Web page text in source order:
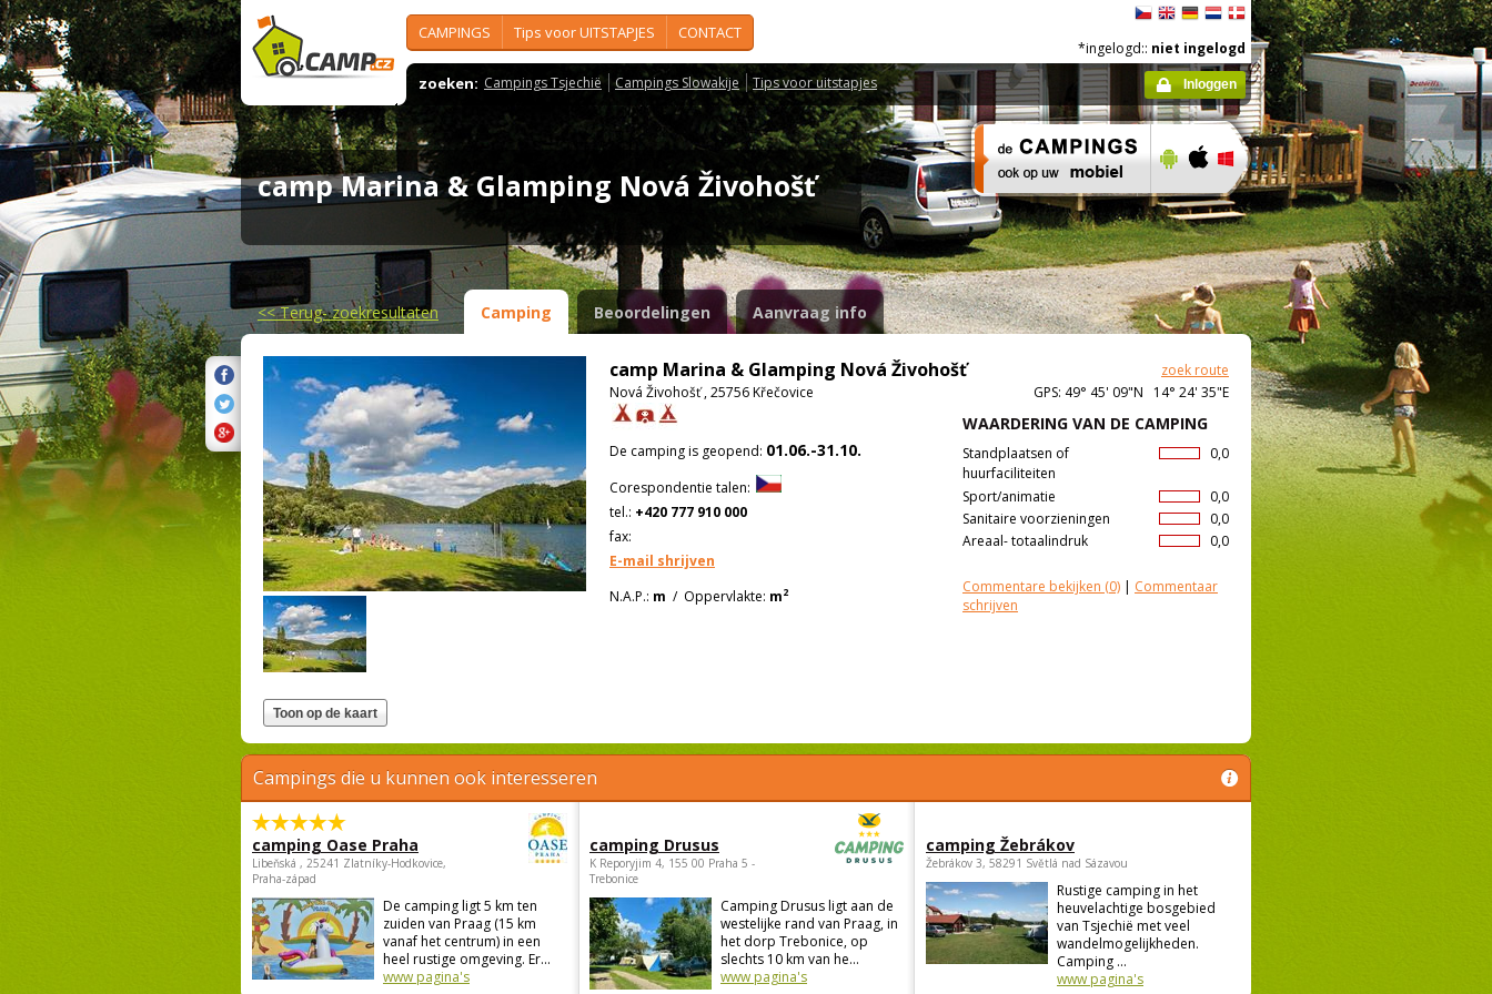
CAMPINGS Tips voor UITSTAPJES CONTACT
zoeken: Campings Tsjechië Campings Slowakije Tips voor uitstapjes
*ingelogd:: niet ingelogd
Inloggen
camp Marina & Glamping Nová Živohošť
<<Terug- zoekresultaten Camping Beoordelingen Aanvraag info
camp Marina & Glamping Nová Živohošť
zoek route
Nová Živohošť , 25756 Křečovice
GPS: 49° 45' 09"N 14° 24' 35"E
WAARDERING VAN DE CAMPING
0,0
Standplaatsen of
huurfaciliteiten
0,0
Sport/animatie
0,0
Sanitaire voorzieningen
0,0
Areaal- totaalindruk
Commentare bekijken (0) | Commentaar
schrijven
De camping is geopend: 01.06.-31.10.
Corespondentie talen:
tel.: +420 777 910 000
fax:
E-mail shrijven
N.A.P.: m / Oppervlakte: m2
Campings die u kunnen ook interesseren
camping Oase Praha
Libeňská , 25241 Zlatníky-Hodkovice,
Praha-západ
De camping ligt 5 km ten
zuiden van Praag (15 km
vanaf het centrum) in een
heel rustige omgeving. Er...
www pagina's
camping Drusus
K Reporyjim 4, 155 00 Praha 5 -
Trebonice
Camping Drusus ligt aan de
westelijke rand van Praag, in
het dorp Trebonice, op
slechts 10 km van he...
www pagina's
camping Žebrákov
Žebrákov 3, 58291 Světlá nad Sázavou
Rustige camping in het
heuvelachtige bosgebied
van Tsjechië met veel
wandelmogelijkheden.
Camping ...
www pagina's